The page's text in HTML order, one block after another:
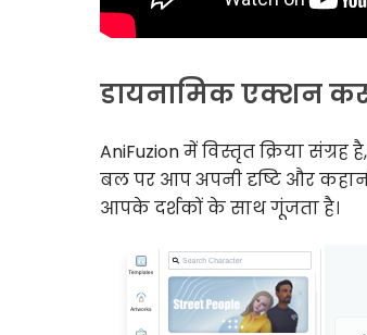
डायनामिक एक्शन
AniFuzion में विस्तृत क्रिया
बल पर आप अपनी दृष्टि और
आपके दर्शकों के साथ गूंजता है।